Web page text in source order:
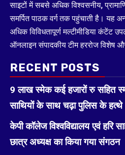
साइटों में सबसे अधिक विश्वसनीय,
समर्पित पाठक वर्ग तक पहुंचाती है। यह
अधिक विविधतापूर्ण मल्टीमीडिया कंटेंट
ऑनलाइन संपादकीय टीम हररोज विशेष
RECENT POSTS
9 लाख स्मेक कई हजारों रु सहित
साथियों के साथ चढ़ा पुलिस के
केपी कॉलेज विश्वविद्यालय एवं
छात्र अध्यक्ष का किया गया संगठन